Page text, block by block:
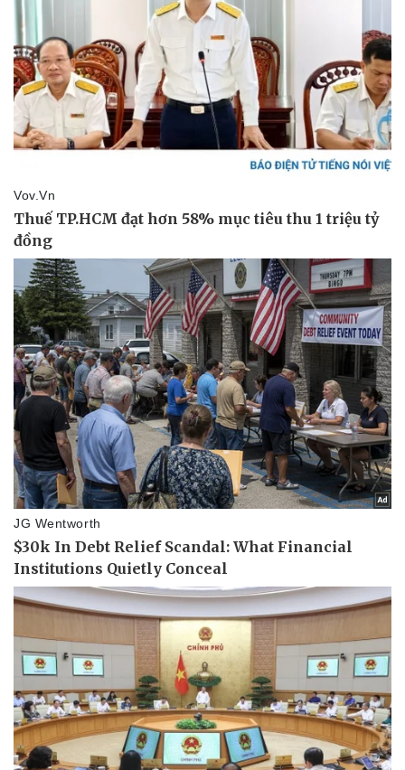
Kinh tế
Bất động sản
Khởi nghiệp
Thị trường
Giá vàng
Tiêu dùng
Tỷ giá
Chứng khoán
Giá cà phê